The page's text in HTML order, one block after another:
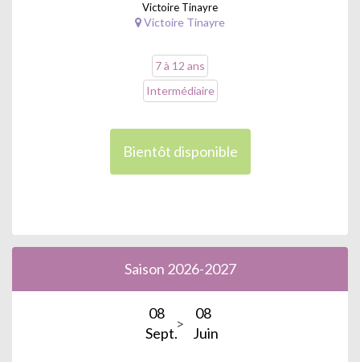
Victoire Tinayre
Victoire Tinayre
7 à 12 ans
Intermédiaire
Bientôt disponible
Saison 2026-2027
08
Sept.
08
Juin